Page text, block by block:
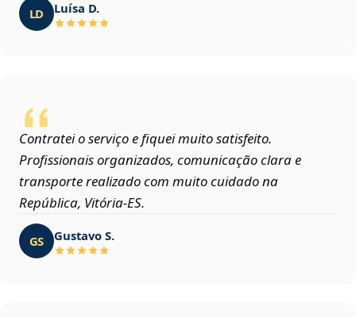
LD Luísa D.
Contratei o serviço e fiquei muito satisfeito.
Profissionais organizados, comunicação clara e
transporte realizado com muito cuidado na
República, Vitória‑ES.
GS Gustavo S.